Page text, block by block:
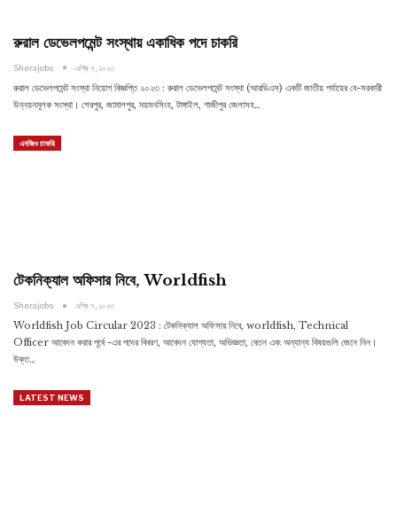
রুরাল ডেভেলপমেন্ট সংস্থায় একাধিক পদে চাকরি
Sherajobs এপ্রি ৭, ২০২৩
রুরাল ডেভেলপমেন্ট সংস্থা নিয়োগ বিজ্ঞপ্তি ২০২৩ : রুরাল ডেভেলপমেন্ট সংস্থা (আরডিএস) একটি জাতীয় পর্যায়ের বে-সরকারী
উন্নয়নমূলক সংস্থা। শেরপুর, জামালপুর, ময়মনসিংহ, টাঙ্গাইল, গাজীপুর জেলাসহ…
এনজিও চাকরি
টেকনিক্যাল অফিসার নিবে, Worldfish
Sherajobs এপ্রি ৭, ২০২৩
Worldfish Job Circular 2023 : টেকনিক্যাল অফিসার নিবে, worldfish, Technical
Officer আবেদন করার পূর্বে -এর পদের বিবরণ, আবেদন যোগ্যতা, অভিজ্ঞতা, বেতন এবং অন্যান্য বিষয়গুলি জেনে নিন।
উক্ত…
LATEST NEWS